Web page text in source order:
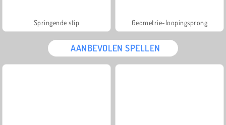
Springende stip Geometrie-loopingsprong
AANBEVOLEN SPELLEN